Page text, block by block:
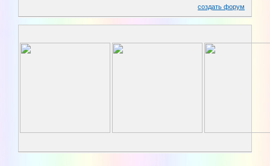
создать форум